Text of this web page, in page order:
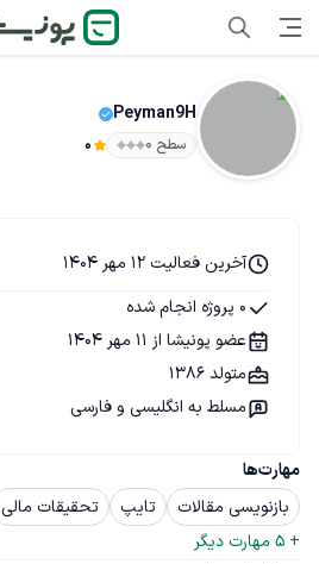
Peyman9H
سطح ۰ 0
مهارت‌ها
بازنویسی مقالات
تایپ تحقیقات مالی
+
5 مهارت دیگر
آخرین فعالیت 12 مهر 1404
0 پروژه انجام شده
عضو پونیشا از 11 مهر 1404
متولد 1386
مسلط به انگلیسی و فارسی